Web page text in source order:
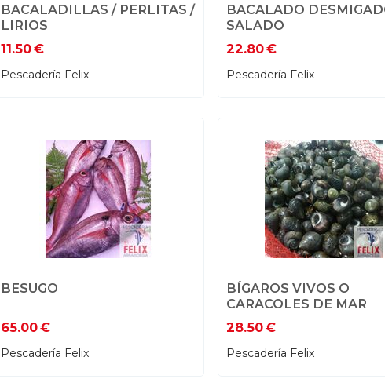
BACALADILLAS / PERLITAS /
LIRIOS
11.50€
Pescadería Felix
BACALADO
SALADO
22.80€
Pescadería Felix
BESUGO
65.00€
Pescadería Felix
BÍGAROS VIVOS O
CARACOLES DE MAR
28.50€
Pescadería Felix